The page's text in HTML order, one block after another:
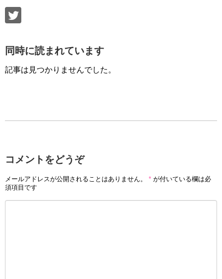
同時に読まれています
記事は見つかりませんでした。
コメントをどうぞ
メールアドレスが公開されることはありません。 * が付いている欄は必
須項目です